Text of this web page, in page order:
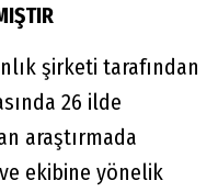
şirketi tarafından
26 ilde
araştırmada
ekibine yönelik